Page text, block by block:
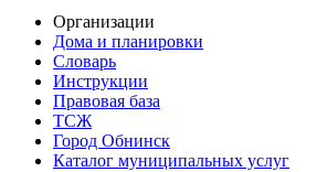
Организации
Дома и планировки
Словарь
Инструкции
Правовая база
ТСЖ
Город Обнинск
Каталог муниципальных услуг